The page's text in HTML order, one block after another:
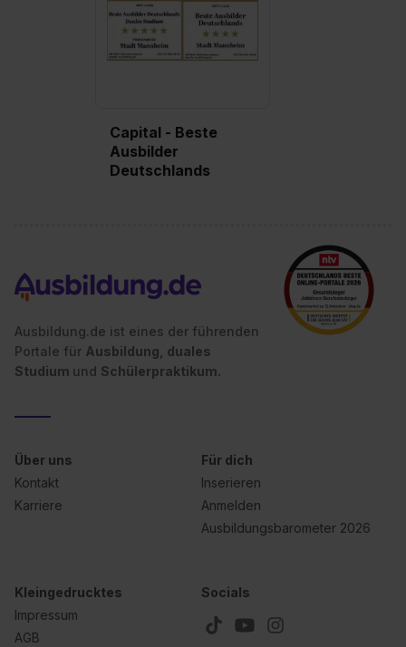
Capital - Beste
Ausbilder
Deutschlands
Ausbildung.de ist eines der führenden
Portale für Ausbildung, duales
Studium und Schülerpraktikum.
Über uns
Kontakt
Karriere
Für dich
Inserieren
Anmelden
Ausbildungsbarometer 2026
Kleingedrucktes
Impressum
AGB
Socials